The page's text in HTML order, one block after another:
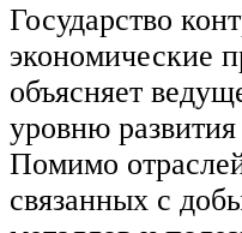
Государство
экономические
объясняет
уровню
Помимо
связанных с